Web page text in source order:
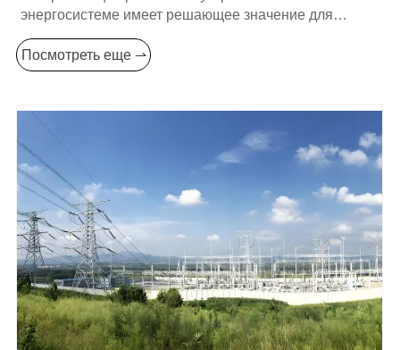
энергосистеме имеет решающее значение для
Ниже приведены некоторые распространенные и
эффективные методы:
Посмотреть еще ⇀